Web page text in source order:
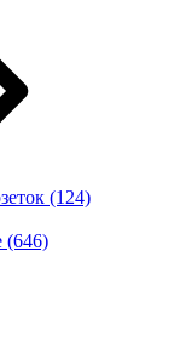
(124)
(646)